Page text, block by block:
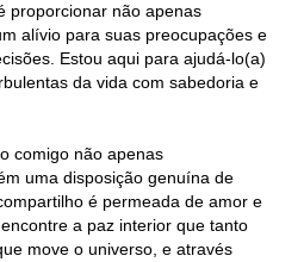
proporcionar não apenas
alívio para suas preocupações e
Estou aqui para ajudá-lo(a)
da vida com sabedoria e
comigo não apenas
uma disposição genuína de
é permeada de amor e
a paz interior que tanto
move o universo, e através